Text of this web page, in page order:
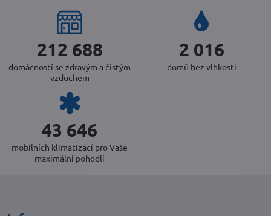
225 981
domácností se zdravým a čistým
vzduchem
2 142
domů bez vlhkosti
46 472
mobilních klimatizací pro Vaše
maximální pohodlí